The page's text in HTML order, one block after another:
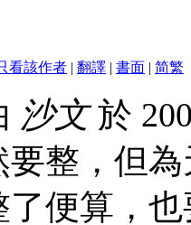
看該作者 | 翻譯 | 書面 | 简繁
沙文於
要整，但
了便算，